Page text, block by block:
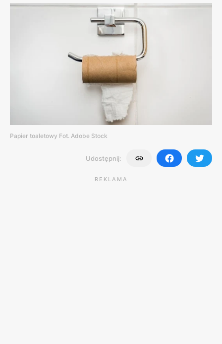
Papier toaletowy Fot. Adobe Stock
Udostępnij:
REKLAMA